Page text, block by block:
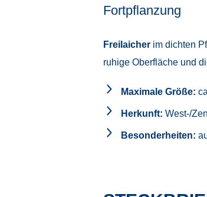
Fortpflanzung
Freilaicherim dichten
ruhige Oberfläche und
Maximale Größe:
Herkunft: West-/
Besonderheiten: